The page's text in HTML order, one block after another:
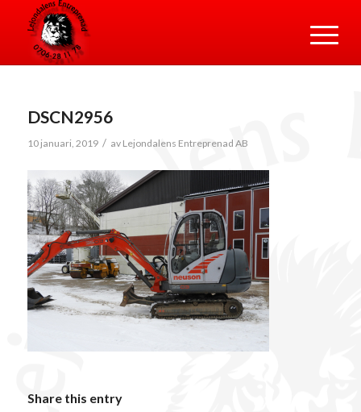
DSCN2956
10 januari, 2019 / av Lejondalens Entreprenad AB
Share this entry